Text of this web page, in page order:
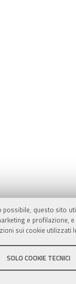
possibile, questo sito
e
sui cookie utilizzati
SOLO COOKIE TECNICI